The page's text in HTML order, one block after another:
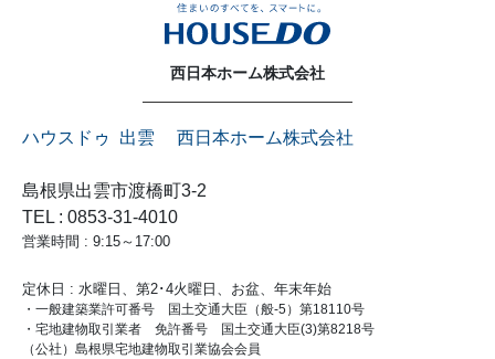
西日本ホーム株式会社
ハウスドゥ 出雲 西日本ホーム株式会社
島根県出雲市渡橋町3-2
TEL : 0853-31-4010
営業時間 : 9:15～17:00
定休日 : 水曜日、第2･4火曜日、お盆、年末年始
・一般建築業許可番号 国土交通大臣（般-5）第18110号
・宅地建物取引業者 免許番号 国土交通大臣(3)第8218号
（公社）島根県宅地建物取引業協会会員